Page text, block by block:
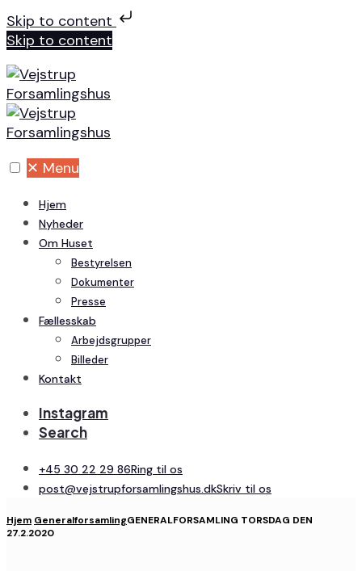
Skip to content
Skip to content
✕ Menu
Hjem
Nyheder
Om Huset
Bestyrelsen
Dokumenter
Presse
Fællesskab
Arbejdsgrupper
Billeder
Kontakt
Instagram
Search
+45 30 22 29 86Ring til os
post@vejstrupforsamlingshus.dkSkriv til os
Hjem GeneralforsamlingGENERALFORSAMLING TORSDAG DEN
27.2.2020